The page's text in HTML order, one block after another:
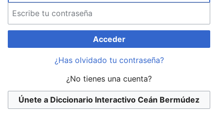
Acceder
¿Has olvidado tu contraseña?
¿No tienes una cuenta?
Únete a Diccionario Interactivo Ceán Bermúdez